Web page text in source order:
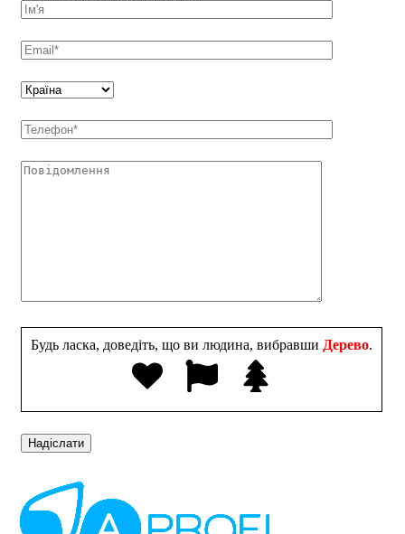
Будь ласка, доведіть, що ви людина, вибравши Дерево.